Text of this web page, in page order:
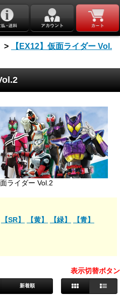
>
【EX12】仮面ライダー Vol.
ライダー Vol.2
【SR】 【黄】 【緑】
【青】
表示切替ボタン
新着順